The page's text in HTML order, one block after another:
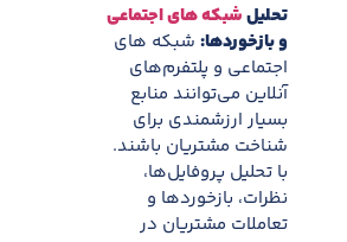
تحلیلشبکه های اجتماعی
و بازخوردها: شبکه های
اجتماعی و پلتفرم‌های
آنلاین می‌توانند منابع
بسیار ارزشمندی برای
شناخت مشتریان باشند.
با تحلیل پروفایل‌ها،
نظرات، بازخوردها و
تعاملات مشتریان در